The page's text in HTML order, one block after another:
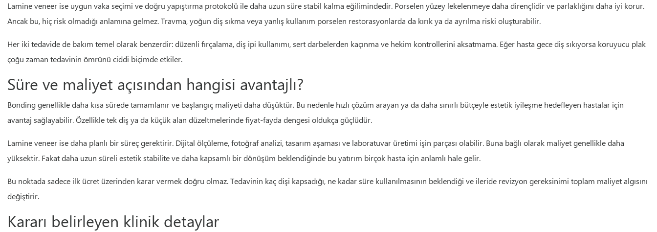
Lamine veneer ise uygun vaka seçimi ve doğru yapıştırma protokolü ile daha uzun süre stabil kalma eğilimindedir. Porselen yüzey lekelenmeye daha dirençlidir ve parlaklığını daha iyi korur.
Ancak bu, hiç risk olmadığı anlamına gelmez. Travma, yoğun diş sıkma veya yanlış kullanım porselen restorasyonlarda da kırık ya da ayrılma riski oluşturabilir.
Her iki tedavide de bakım temel olarak benzerdir: düzenli fırçalama, diş ipi kullanımı, sert darbelerden kaçınma ve hekim kontrollerini aksatmama. Eğer hasta gece diş sıkıyorsa koruyucu plak
çoğu zaman tedavinin ömrünü ciddi biçimde etkiler.
Süre ve maliyet açısından hangisi avantajlı?
Bonding genellikle daha kısa sürede tamamlanır ve başlangıç maliyeti daha düşüktür. Bu nedenle hızlı çözüm arayan ya da daha sınırlı bütçeyle estetik iyileşme hedefleyen hastalar için
avantaj sağlayabilir. Özellikle tek diş ya da küçük alan düzeltmelerinde fiyat-fayda dengesi oldukça güçlüdür.
Lamine veneer ise daha planlı bir süreç gerektirir. Dijital ölçüleme, fotoğraf analizi, tasarım aşaması ve laboratuvar üretimi işin parçası olabilir. Buna bağlı olarak maliyet genellikle daha
yüksektir. Fakat daha uzun süreli estetik stabilite ve daha kapsamlı bir dönüşüm beklendiğinde bu yatırım birçok hasta için anlamlı hale gelir.
Bu noktada sadece ilk ücret üzerinden karar vermek doğru olmaz. Tedavinin kaç dişi kapsadığı, ne kadar süre kullanılmasının beklendiği ve ileride revizyon gereksinimi toplam maliyet algısını
değiştirir.
Kararı belirleyen klinik detaylar